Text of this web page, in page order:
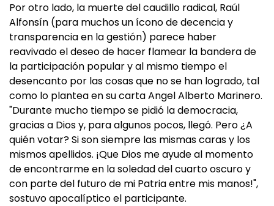
Por otro lado, la muerte del caudillo radical, Raúl
Alfonsín (para muchos un ícono de decencia y
transparencia en la gestión) parece haber
reavivado el deseo de hacer flamear la bandera de
la participación popular y al mismo tiempo el
desencanto por las cosas que no se han logrado, tal
como lo plantea en su carta Angel Alberto Marinero.
"Durante mucho tiempo se pidió la democracia,
gracias a Dios y, para algunos pocos, llegó. Pero ¿A
quién votar? Si son siempre las mismas caras y los
mismos apellidos. ¡Que Dios me ayude al momento
de encontrarme en la soledad del cuarto oscuro y
con parte del futuro de mi Patria entre mis manos!",
sostuvo apocalíptico el participante.